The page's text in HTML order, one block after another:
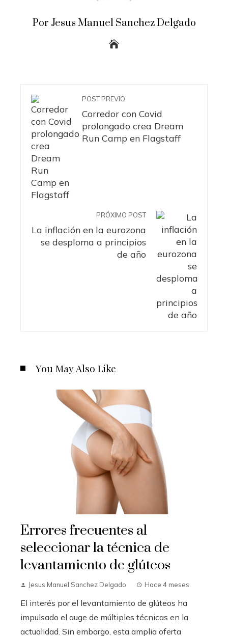
Por Jesus Manuel Sanchez Delgado
POST PREVIO
Corredor con Covid
prolongado crea Dream
Run Camp en Flagstaff
PRÓXIMO POST
La inflación en la eurozona
se desploma a principios
de año
You May Also Like
Errores frecuentes al
seleccionar la técnica de
levantamiento de glúteos
Jesus Manuel Sanchez Delgado Hace 4 meses
El interés por el levantamiento de glúteos ha
impulsado el auge de múltiples técnicas en la
actualidad. Sin embargo, esta amplia oferta